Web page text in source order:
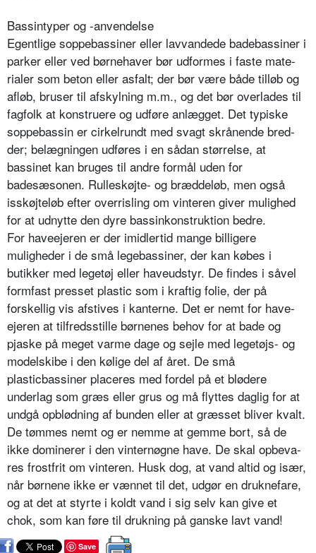
Bassintyper og -anvendelse
Egentlige soppebassiner eller lavvan­dede badebassiner i
parker eller ved børnehaver bør udformes i faste mate­
rialer som beton eller asfalt; der bør være både tilløb og
afløb, bruser til afskylning m.m., og det bør overlades til
fagfolk at konstruere og udføre anlægget. Det typiske
soppebassin er cirkelrundt med svagt skrånende bred­
der; belægningen udføres i en sådan størrelse, at
bassinet kan bruges til andre formål uden for
badesæsonen. Rulleskøjte- og bræddeløb, men også
isskøjteløb efter overrisling om vinte­ren giver mulighed
for at udnytte den dyre bassinkonstruktion bedre.
For haveejeren er der imidlertid man­ge billigere
muligheder i de små lege­bassiner, der kan købes i
butikker med legetøj eller haveudstyr. De findes i såvel
formfast presset plastic som i kraftig folie, der på
forskellig vis afsti­ves i kanterne. Det er nemt for have­
ejeren at tilfredsstille børnenes behov for at bade og
pjaske på meget varme dage og sejle med legetøjs- og
model­skibe i den kølige del af året. De små
plasticbassiner placeres med fordel på et blødere
underlag som græs eller grus og må flyttes daglig for at
undgå opblødning af bunden eller at græsset bliver kvalt.
De tømmes nemt og er nemme at gemme bort, så de
ikke dominerer i den vinternøgne have. De skal opbeva­
res frostfrit om vinteren. Husk dog, at vand altid og især,
når børnene ikke er vænnet til det, udgør en druknefare,
og at det at styrte i koldt vand i sig selv kan give et
chok, som kan føre til drukning på ganske lavt vand!
Save